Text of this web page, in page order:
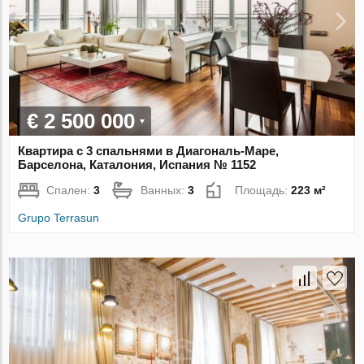
€ 2 500 000
Квартира с 3 спальнями в Диагональ-Маре,
Барселона, Каталония, Испания № 1152
Спален:3 Ванных:3 Площадь:223 м²
Grupo Terrasun